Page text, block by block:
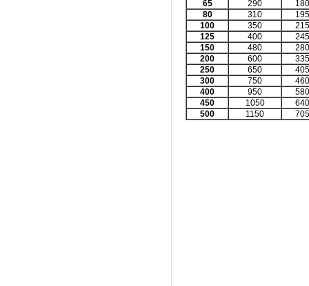
65
290
180
80
310
195
100
350
215
125
400
245
150
480
280
200
600
335
250
650
405
300
750
460
400
950
580
450
1050
640
500
1150 705